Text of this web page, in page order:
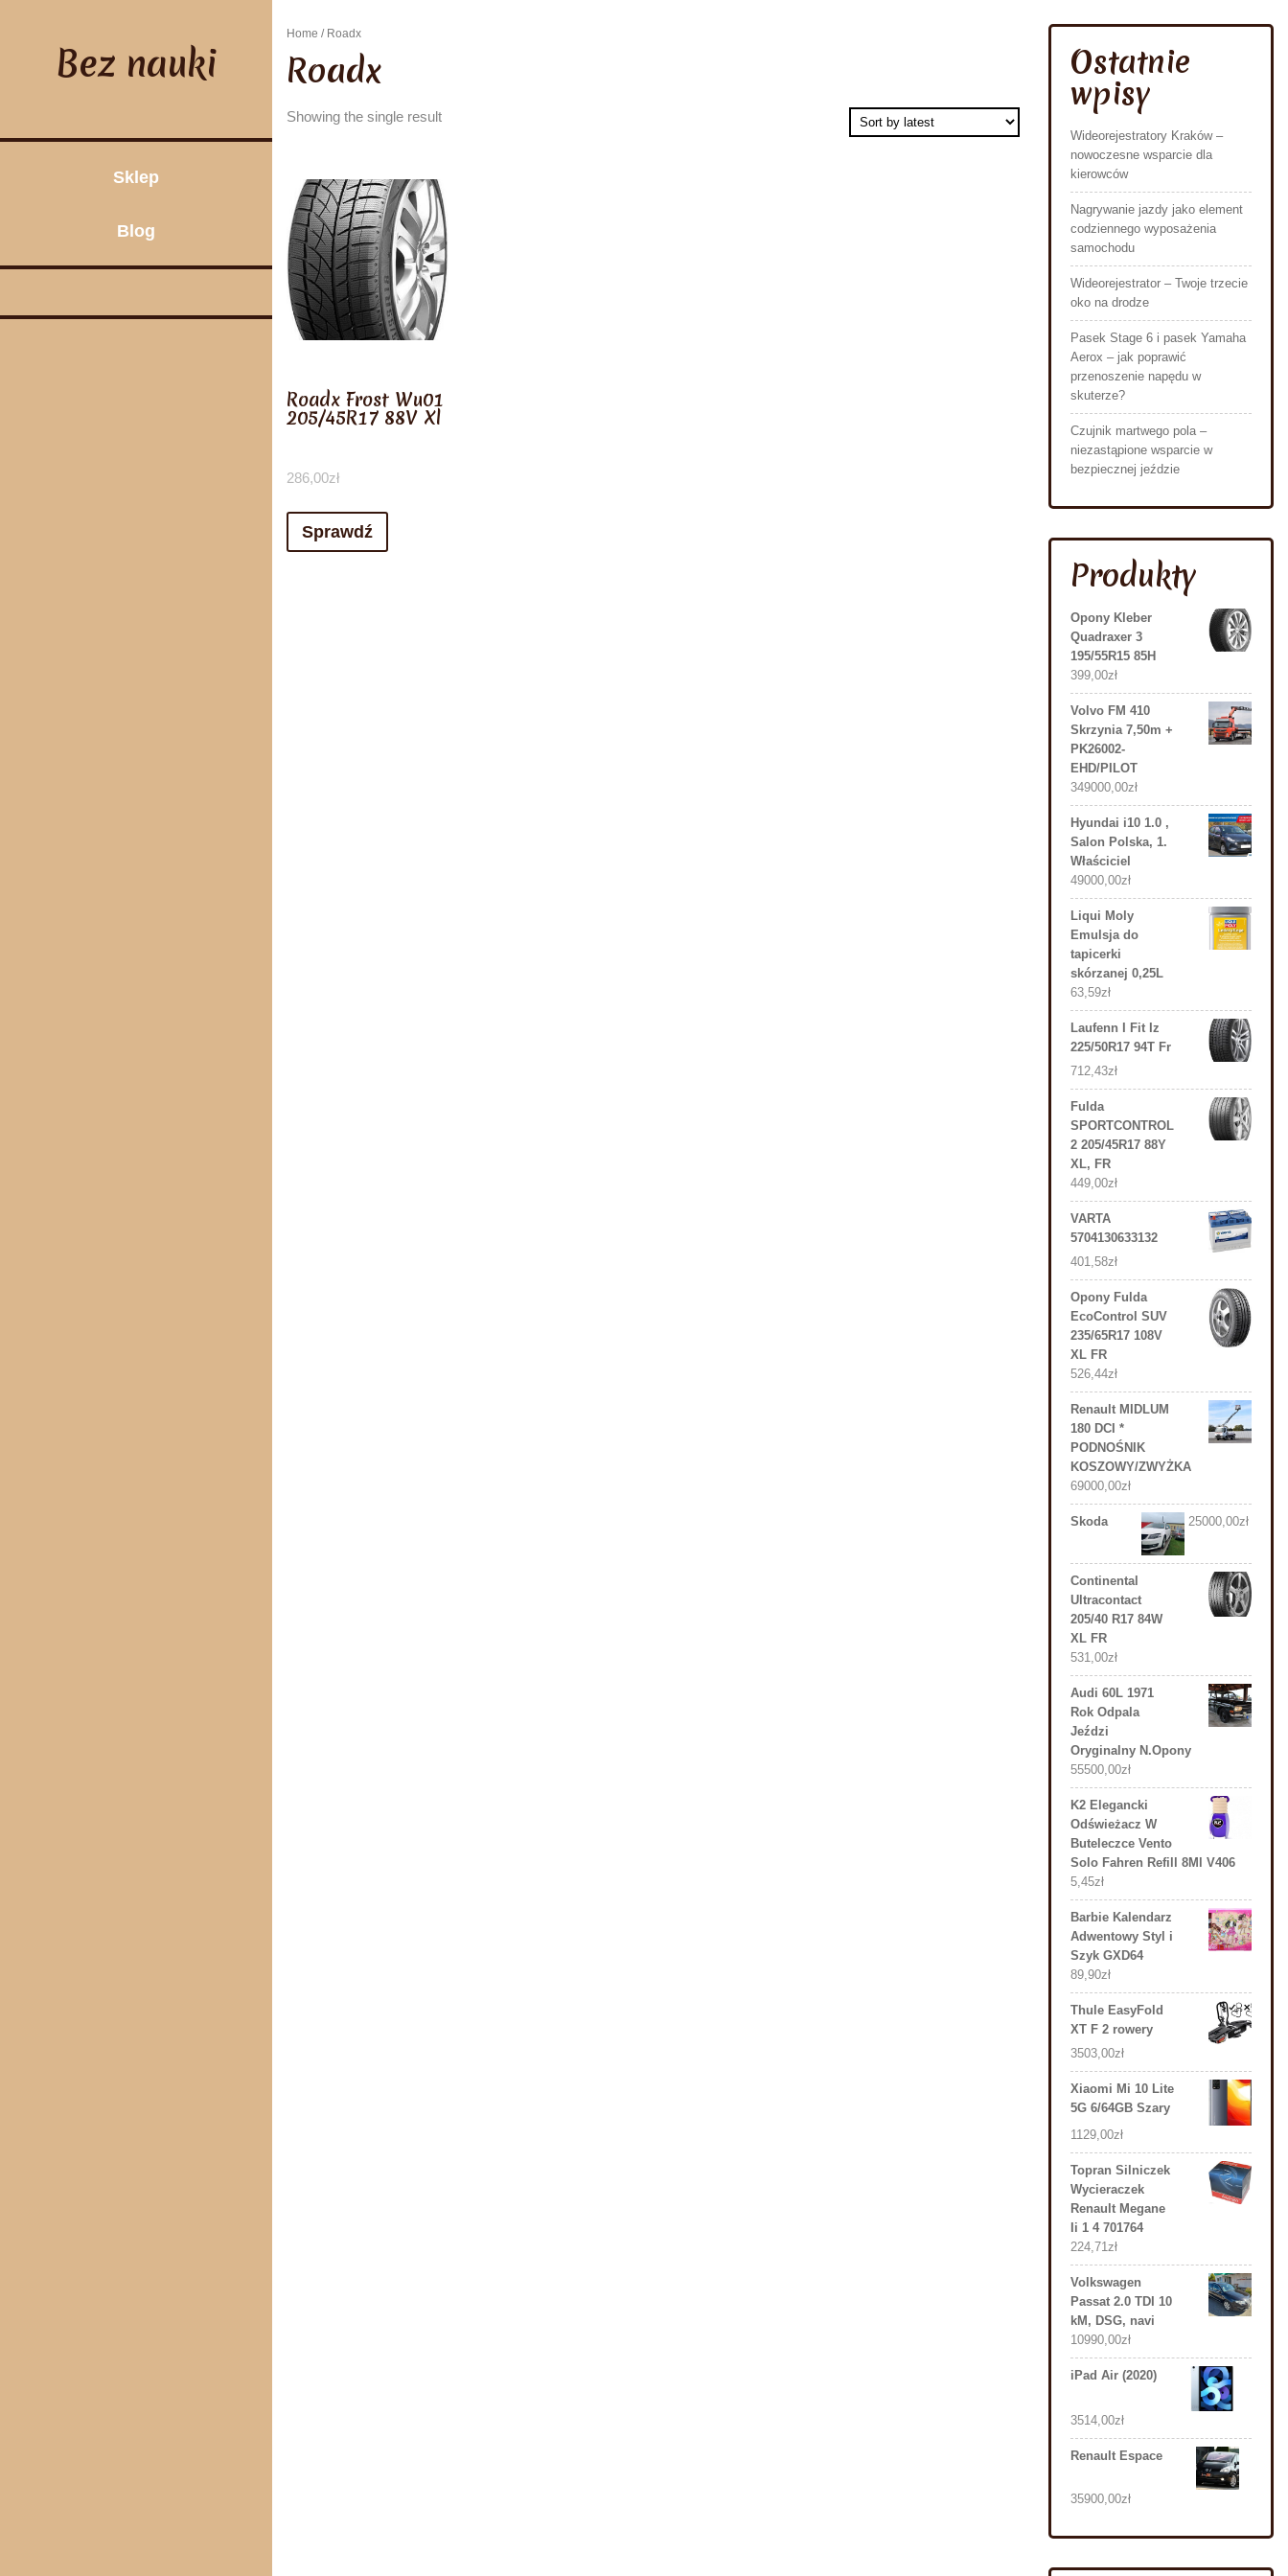
Bez nauki
Sklep
Blog
Home / Roadx
Roadx
Showing the single result
Roadx Frost Wu01
205/45R17 88V Xl
286,00zł
Sprawdź
Ostatnie
wpisy
Wideorejestratory Kraków –
nowoczesne wsparcie dla
kierowców
Nagrywanie jazdy jako element
codziennego wyposażenia
samochodu
Wideorejestrator – Twoje trzecie
oko na drodze
Pasek Stage 6 i pasek Yamaha
Aerox – jak poprawić
przenoszenie napędu w
skuterze?
Czujnik martwego pola –
niezastąpione wsparcie w
bezpiecznej jeździe
Produkty
Opony Kleber
Quadraxer 3
195/55R15 85H
399,00zł
Volvo FM 410
Skrzynia 7,50m +
PK26002-
EHD/PILOT
349000,00zł
Hyundai i10 1.0 ,
Salon Polska, 1.
Właściciel
49000,00zł
Liqui Moly
Emulsja do
tapicerki
skórzanej 0,25L
63,59zł
Laufenn I Fit Iz
225/50R17 94T Fr
712,43zł
Fulda
SPORTCONTROL
2 205/45R17 88Y
XL, FR
449,00zł
VARTA
5704130633132
401,58zł
Opony Fulda
EcoControl SUV
235/65R17 108V
XL FR
526,44zł
Renault MIDLUM
180 DCI *
PODNOŚNIK
KOSZOWY/ZWYŻKA
69000,00zł
Skoda 25000,00zł
Continental
Ultracontact
205/40 R17 84W
XL FR
531,00zł
Audi 60L 1971
Rok Odpala
Jeździ
Oryginalny N.Opony
55500,00zł
K2 Elegancki
Odświeżacz W
Buteleczce Vento
Solo Fahren Refill 8Ml V406
5,45zł
Barbie Kalendarz
Adwentowy Styl i
Szyk GXD64
89,90zł
Thule EasyFold
XT F 2 rowery
3503,00zł
Xiaomi Mi 10 Lite
5G 6/64GB Szary
1129,00zł
Topran Silniczek
Wycieraczek
Renault Megane
Ii 1 4 701764
224,71zł
Volkswagen
Passat 2.0 TDI 10
kM, DSG, navi
10990,00zł
iPad Air (2020)
3514,00zł
Renault Espace
35900,00zł